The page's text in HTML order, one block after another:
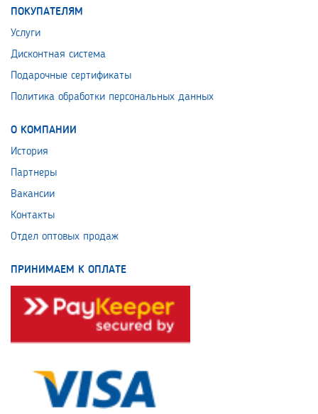
ПОКУПАТЕЛЯМ
Услуги
Дисконтная система
Подарочные сертификаты
Политика обработки персональных данных
О КОМПАНИИ
История
Партнеры
Вакансии
Контакты
Отдел оптовых продаж
ПРИНИМАЕМ К ОПЛАТЕ